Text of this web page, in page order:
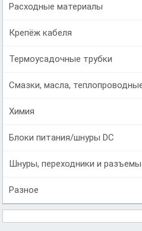
Расходные материалы
Крепёж кабеля
Термоусадочные трубки
Смазки, масла,
Химия
Блоки питания/шнуры DC
Шнуры, переходники и разъемы
Разное